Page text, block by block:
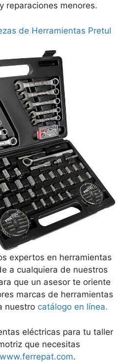
reparaciones menores.
de Herramientas Pretul
expertos en herramientas
a cualquiera de nuestros
que un asesor te oriente
marcas de herramientas
nuestro catálogo en línea.
eléctricas para tu taller
que necesitas
www.ferrepat.com.